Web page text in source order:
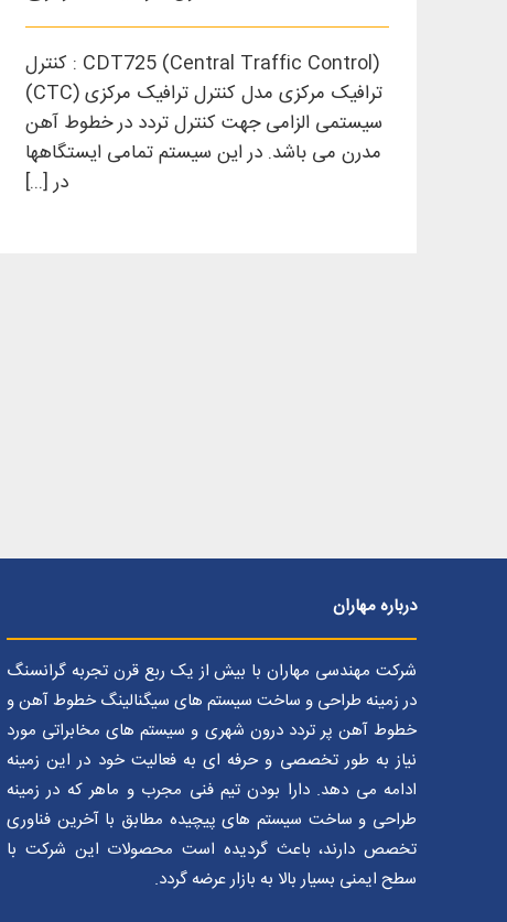
(Central Traffic Control) CDT725 : کنترل
ترافیک مرکزی مدل کنترل ترافیک مرکزی (CTC)
سیستمی الزامی جهت کنترل تردد در خطوط آهن
مدرن می باشد. در این سیستم تمامی ایستگاهها
در [...]
درباره مهاران
شرکت مهندسی مهاران با بیش از یک ربع قرن تجربه گرانسنگ
در زمینه طراحی و ساخت سیستم های سیگنالینگ خطوط آهن و
خطوط آهن پر تردد درون شهری و سیستم های مخابراتی مورد
نیاز به طور تخصصی و حرفه ای به فعالیت خود در این زمینه
ادامه می دهد. دارا بودن تیم فنی مجرب و ماهر که در زمینه
طراحی و ساخت سیستم های پیچیده مطابق با آخرین فناوری
تخصص دارند، باعث گردیده است محصولات این شرکت با
سطح ایمنی بسیار بالا به بازار عرضه گردد.